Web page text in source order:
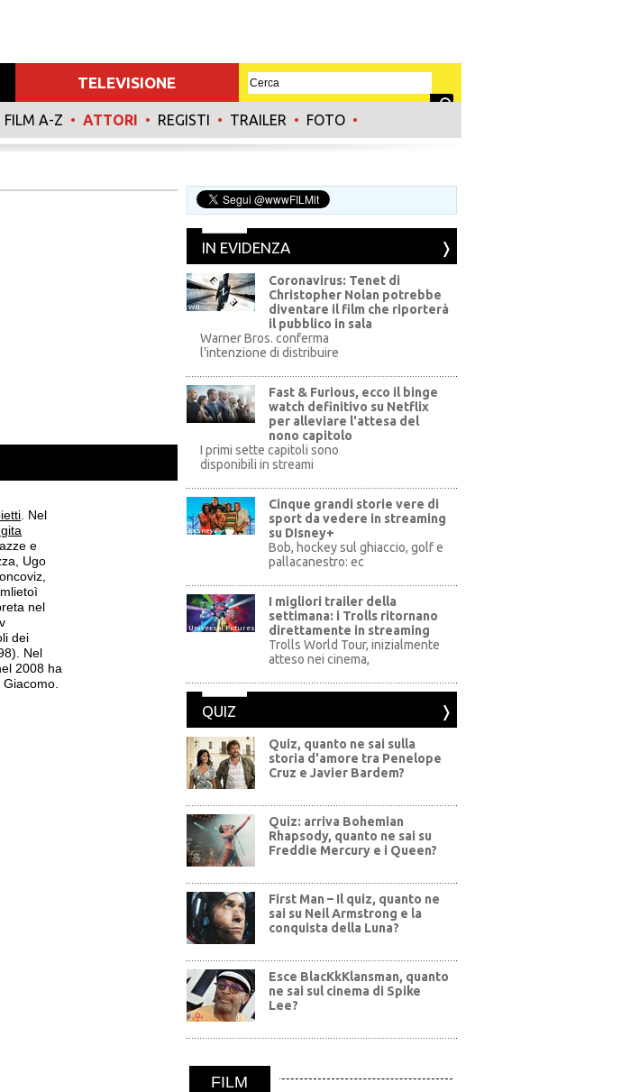
TELEVISIONE
FILM A-Z • ATTORI • REGISTI • TRAILER • FOTO •
. Nel
e
Ugo
nel
dei
Nel
2008 ha
IN EVIDENZA
WB
Coronavirus: Tenet di
Christopher Nolan potrebbe
diventare il film che riporterà
il pubblico in sala
Warner Bros. conferma
l'intenzione di distribuire
Fast & Furious, ecco il binge
watch definitivo su Netflix
per alleviare l'attesa del
nono capitolo
I primi sette capitoli sono
disponibili in streami
Disney+
Cinque grandi storie vere di
sport da vedere in streaming
su DIsney+
Bob, hockey sul ghiaccio, golf e
pallacanestro: ec
Universal Pictures
I migliori trailer della
settimana: i Trolls ritornano
direttamente in streaming
Trolls World Tour, inizialmente
atteso nei cinema,
QUIZ
Quiz, quanto ne sai sulla
storia d'amore tra Penelope
Cruz e Javier Bardem?
Quiz: arriva Bohemian
Rhapsody, quanto ne sai su
Freddie Mercury e i Queen?
First Man – Il quiz, quanto ne
sai su Neil Armstrong e la
conquista della Luna?
Esce BlacKkKlansman, quanto
ne sai sul cinema di Spike
Lee?